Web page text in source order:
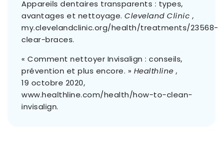
Appareils dentaires transparents : types,
avantages et nettoyage. Cleveland Clinic ,
my.clevelandclinic.org/health/treatments/23568-
clear-braces.
« Comment nettoyer Invisalign : conseils,
prévention et plus encore. » Healthline ,
19 octobre 2020,
www.healthline.com/health/how-to-clean-
invisalign.